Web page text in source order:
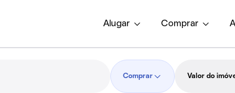
Alugar Comprar
Comprar Valor do